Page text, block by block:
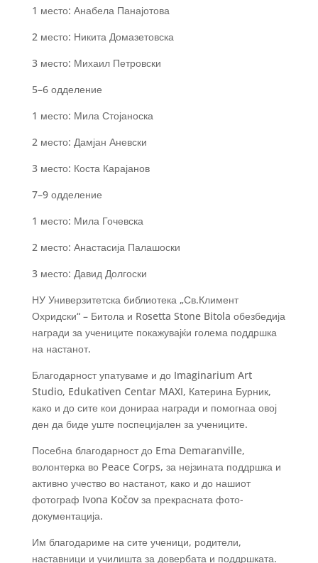
1 место: Анабела Панајотова
2 место: Никита Домазетовска
3 место: Михаил Петровски
5–6 одделение
1 место: Мила Стојаноска
2 место: Дамјан Аневски
3 место: Коста Карајанов
7–9 одделение
1 место: Мила Гочевска
2 место: Анастасија Палашоски
3 место: Давид Долгоски
НУ Универзитетска библиотека „Св.Климент
Охридски“ – Битола и Rosetta Stone Bitola обезбедија
награди за учениците покажувајќи голема поддршка
на настанот.
Благодарност упатуваме и до Imaginarium Art
Studio, Edukativen Centar MAXI, Катерина Бурник,
како и до сите кои донираа награди и помогнаа овој
ден да биде уште поспецијален за учениците.
Посебна благодарност до Ema Demaranville,
волонтерка во Peace Corps, за нејзината поддршка и
активно учество во настанот, како и до нашиот
фотограф Ivona Kočov за прекрасната фото-
документација.
Им благодариме на сите ученици, родители,
наставници и училишта за довербата и поддршката.